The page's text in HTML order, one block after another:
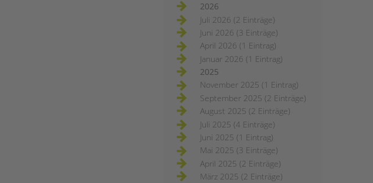
2026
Juli 2026 (2 Einträge)
Juni 2026 (3 Einträge)
April 2026 (1 Eintrag)
Januar 2026 (1 Eintrag)
2025
November 2025 (1 Eintrag)
September 2025 (2 Einträge)
August 2025 (2 Einträge)
Juli 2025 (4 Einträge)
Juni 2025 (1 Eintrag)
Mai 2025 (3 Einträge)
April 2025 (2 Einträge)
März 2025 (2 Einträge)